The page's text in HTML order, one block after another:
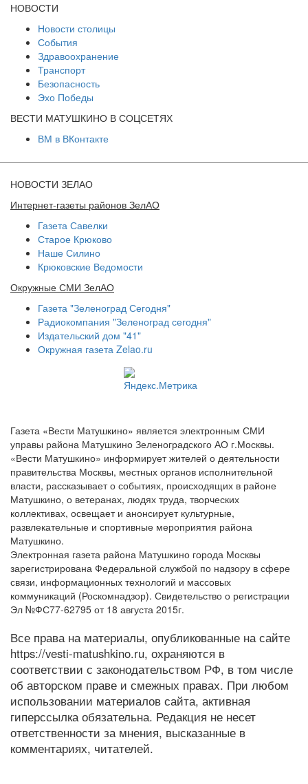
НОВОСТИ
Новости столицы
События
Здравоохранение
Транспорт
Безопасность
Эхо Победы
ВЕСТИ МАТУШКИНО В СОЦСЕТЯХ
ВМ в ВКонтакте
НОВОСТИ ЗЕЛАО
Интернет-газеты районов ЗелАО
Газета Савелки
Старое Крюково
Наше Силино
Крюковские Ведомости
Окружные СМИ ЗелАО
Газета "Зеленоград Сегодня"
Радиокомпания "Зеленоград сегодня"
Издательский дом "41"
Окружная газета Zelao.ru
Газета «Вести Матушкино» является электронным СМИ
управы района Матушкино Зеленоградского АО г.Москвы.
«Вести Матушкино» информирует жителей о деятельности
правительства Москвы, местных органов исполнительной
власти, рассказывает о событиях, происходящих в районе
Матушкино, о ветеранах, людях труда, творческих
коллективах, освещает и анонсирует культурные,
развлекательные и спортивные мероприятия района
Матушкино.
Электронная газета района Матушкино города Москвы
зарегистрирована Федеральной службой по надзору в сфере
связи, информационных технологий и массовых
коммуникаций (Роскомнадзор). Свидетельство о регистрации
Эл №ФС77-62795 от 18 августа 2015г.
Все права на материалы, опубликованные на сайте
https://vesti-matushkino.ru, охраняются в
соответствии с законодательством РФ, в том числе
об авторском праве и смежных правах. При любом
использовании материалов сайта, активная
гиперссылка обязательна. Редакция не несет
ответственности за мнения, высказанные в
комментариях, читателей.